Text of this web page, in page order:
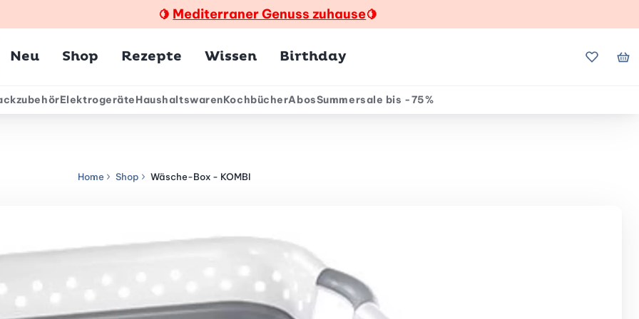
🍋 Mediterraner Genuss zuhause🍋
Neu Shop Rezepte Wissen Birthday Meine
ElektrogeräteHaushaltswarenKochbücherAbosSummersale bis -75%
Home Shop Wäsche-Box - KOMBI